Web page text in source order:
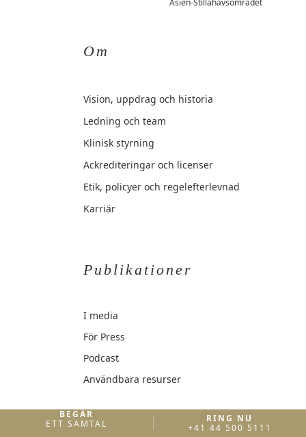
Asien-Stillahavsområdet
Om
Vision, uppdrag och historia
Ledning och team
Klinisk styrning
Ackrediteringar och licenser
Etik, policyer och regelefterlevnad
Karriär
Publikationer
I media
För Press
Podcast
Användbara resurser
BEGÄR
ETT SAMTAL
RING NU
+41 44 500 5111